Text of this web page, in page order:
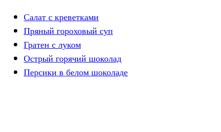
Салат с креветками
Пряный гороховый суп
Гратен с луком
Острый горячий шоколад
Персики в белом шоколаде